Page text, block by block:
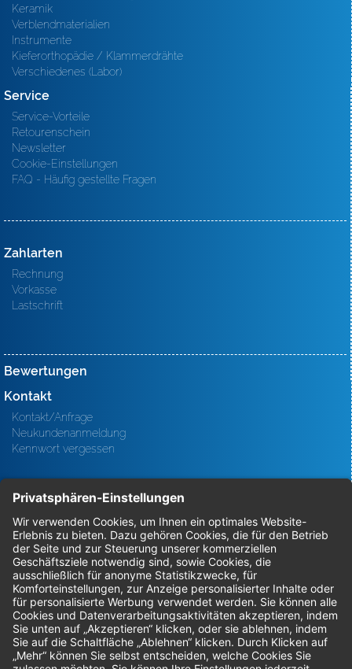
Keramik
Verblendmaterialien
Instrumente
Kieferorthopädie / Klammerdrähte
Verschiedenes (Labor)
Service
Service-Vorteile
Retourenschein
Newsletter
Cookie-Einstellungen
FAQ - Häufig gestellte Fragen
Zahlarten
Rechnung
Vorkasse
Lastschrift
Bewertungen
Kontakt
Kontakt/Anfrage
Neukundenanmeldung
Kennwort vergessen
Bestellungen
Sendung verfolgen